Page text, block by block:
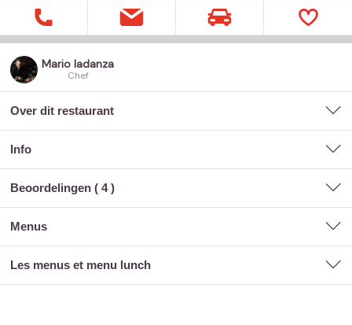
Mario Iadanza
Chef
Over dit restaurant
Info
Beoordelingen ( 4)
menus
les menus et menu lunch